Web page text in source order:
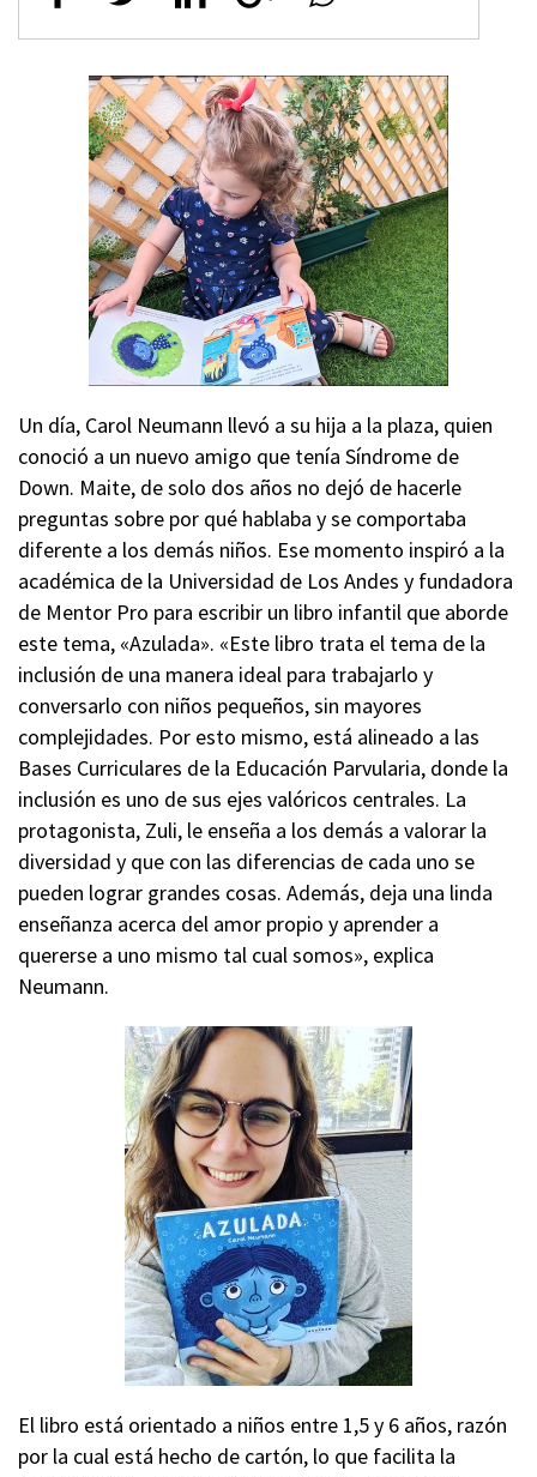
Un día, Carol Neumann llevó a su hija a la plaza, quien
conoció a un nuevo amigo que tenía Síndrome de
Down. Maite, de solo dos años no dejó de hacerle
preguntas sobre por qué hablaba y se comportaba
diferente a los demás niños. Ese momento inspiró a la
académica de la Universidad de Los Andes y fundadora
de Mentor Pro para escribir un libro infantil que aborde
este tema, «Azulada». «Este libro trata el tema de la
inclusión de una manera ideal para trabajarlo y
conversarlo con niños pequeños, sin mayores
complejidades. Por esto mismo, está alineado a las
Bases Curriculares de la Educación Parvularia, donde la
inclusión es uno de sus ejes valóricos centrales. La
protagonista, Zuli, le enseña a los demás a valorar la
diversidad y que con las diferencias de cada uno se
pueden lograr grandes cosas. Además, deja una linda
enseñanza acerca del amor propio y aprender a
quererse a uno mismo tal cual somos», explica
Neumann.
El libro está orientado a niños entre 1,5 y 6 años, razón
por la cual está hecho de cartón, lo que facilita la